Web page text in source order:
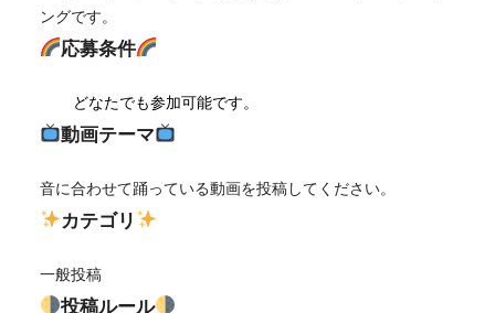
ングです。
応募条件
どなたでも参加可能です。
動画テーマ
音に合わせて踊っている動画を投稿してください。
カテゴリ
一般投稿
投稿ルール